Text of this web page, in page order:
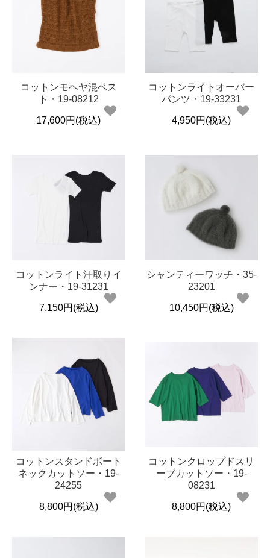
コットンモヘヤ混ベス
ト・19-08212
17,600円(税込)
コットンライトオーバー
パンツ・19-33231
4,950円(税込)
コットンライト汗取りイ
ンナー・19-31231
7,150円(税込)
シャンティーワッチ・35-
23201
10,450円(税込)
コットンスタンドボート
ネックカットソー・19-
24255
8,800円(税込)
コットンクロップドスリ
ーブカットソー・19-
08231
8,800円(税込)